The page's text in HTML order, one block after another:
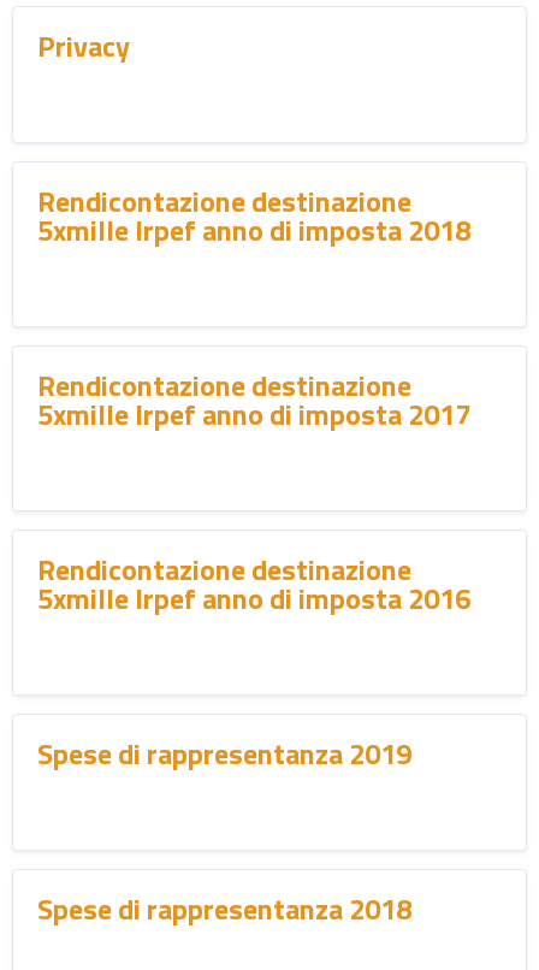
Privacy
Rendicontazione destinazione
5xmille Irpef anno di imposta 2018
Rendicontazione destinazione
5xmille Irpef anno di imposta 2017
Rendicontazione destinazione
5xmille Irpef anno di imposta 2016
Spese di rappresentanza 2019
Spese di rappresentanza 2018